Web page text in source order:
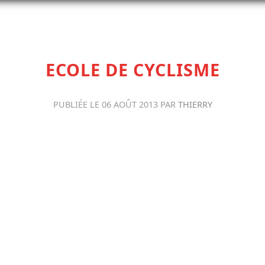
ECOLE DE CYCLISME
PUBLIÉE LE 06 AOÛT 2013PAR THIERRY